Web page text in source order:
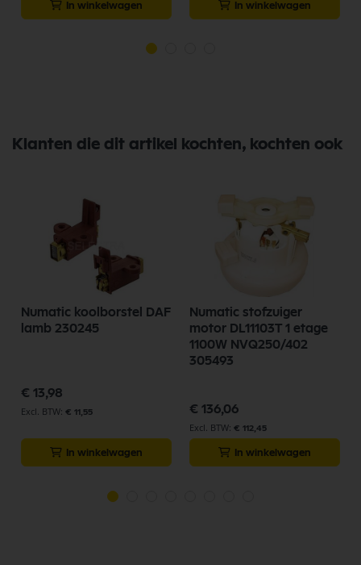
In winkelwagen In winkelwagen
Klanten die dit artikel kochten, kochten ook
Numatic koolborstel DAF
lamb 230245
€ 13,98
€ 11,55
In winkelwagen
Numatic stofzuiger
motor DL11103T 1 etage
1100W NVQ250/402
305493
€ 136,06
€ 112,45
In winkelwagen